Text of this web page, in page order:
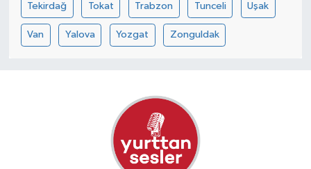
Tekirdağ Tokat Trabzon Tunceli Uşak
Van Yalova Yozgat Zonguldak